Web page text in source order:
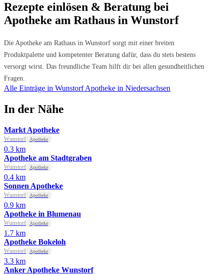
Rezepte einlösen & Beratung bei
Apotheke am Rathaus in Wunstorf
Die Apotheke am Rathaus in Wunstorf sorgt mit einer breiten
Produktpalette und kompetenter Beratung dafür, dass du stets bestens
versorgt wirst. Das freundliche Team hilft dir bei allen gesundheitlichen
Fragen.
Alle Einträge in WunstorfApotheke in Niedersachsen
In der Nähe
Markt Apotheke
Wunstorf Apotheke
0.3 km
Apotheke am Stadtgraben
Wunstorf Apotheke
0.4 km
Sonnen Apotheke
Wunstorf Apotheke
0.9 km
Apotheke in Blumenau
Wunstorf Apotheke
1.7 km
Apotheke Bokeloh
Wunstorf Apotheke
3.3 km
Anker Apotheke Wunstorf